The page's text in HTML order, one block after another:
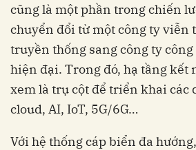
cũng là một phần trong chiến
chuyển đổi từ một công ty viễn
truyền thống sang công ty công
hiện đại. Trong đó, hạ tầng kết
xem là trụ cột để triển khai các
cloud, AI, IoT, 5G/6G…
Với hệ thống cáp biển đa